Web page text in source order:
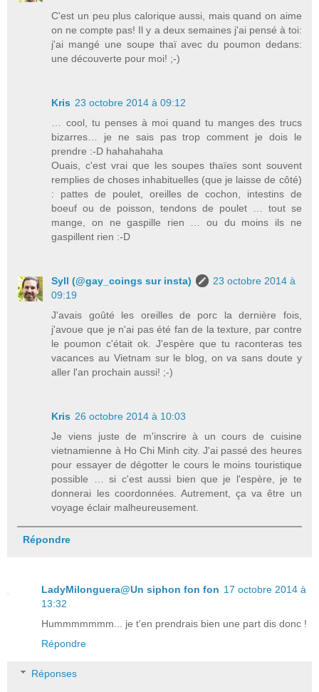
C'est un peu plus calorique aussi, mais quand on aime
on ne compte pas! Il y a deux semaines j'ai pensé à toi:
j'ai mangé une soupe thaï avec du poumon dedans:
une découverte pour moi! ;-)
Kris 23 octobre 2014 à 09:12
… cool, tu penses à moi quand tu manges des trucs
bizarres… je ne sais pas trop comment je dois le
prendre :-D hahahahaha
Ouais, c'est vrai que les soupes thaïes sont souvent
remplies de choses inhabituelles (que je laisse de côté)
: pattes de poulet, oreilles de cochon, intestins de
boeuf ou de poisson, tendons de poulet … tout se
mange, on ne gaspille rien … ou du moins ils ne
gaspillent rien :-D
Syll (@gay_coings sur insta)
23 octobre 2014 à
09:19
J'avais goûté les oreilles de porc la dernière fois,
j'avoue que je n'ai pas été fan de la texture, par contre
le poumon c'était ok. J'espère que tu raconteras tes
vacances au Vietnam sur le blog, on va sans doute y
aller l'an prochain aussi! ;-)
Kris 26 octobre 2014 à 10:03
Je viens juste de m'inscrire à un cours de cuisine
vietnamienne à Ho Chi Minh city. J'ai passé des heures
pour essayer de dégotter le cours le moins touristique
possible … si c'est aussi bien que je l'espère, je te
donnerai les coordonnées. Autrement, ça va être un
voyage éclair malheureusement.
Répondre
LadyMilonguera@Un siphon fon fon 17 octobre 2014 à
13:32
Hummmmmmm... je t'en prendrais bien une part dis donc !
Répondre
Réponses